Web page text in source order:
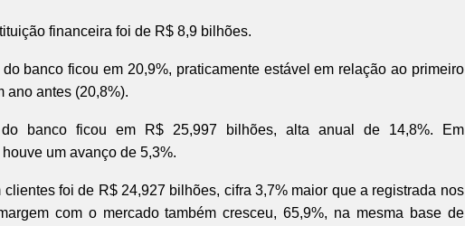
financeira foi de R$ 8,9 bilhões.
banco ficou em 20,9%, praticamente estável em relação ao primeiro
ano antes (20,8%).
banco ficou em R$ 25,997 bilhões, alta anual de 14,8%. Em
um avanço de 5,3%.
foi de R$ 24,927 bilhões, cifra 3,7% maior que a registrada nos
com o mercado também cresceu, 65,9%, na mesma base de